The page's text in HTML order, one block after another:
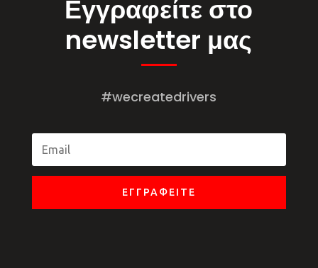
Εγγραφείτε στο
newsletter μας
#wecreatedrivers
ΕΓΓΡΑΦΕΊΤΕ